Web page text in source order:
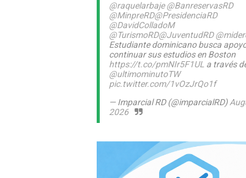
@raquelarbaje @BanreservasRD
@MinpreRD@PresidenciaRD
@DavidColladoM
@TurismoRD@JuventudRD
Estudiante dominicano busca
continuar sus estudios en Boston
https://t.co/pmNIr5F1UL a través
@ultimominutoTW
pic.twitter.com/1vOzJrQo1f
— Imparcial RD (@imparcialRD)
2026